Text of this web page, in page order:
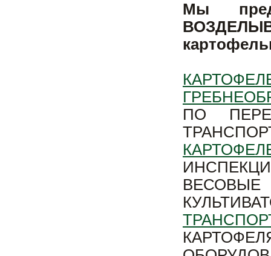
Мы
ПО
ВЕСОВЫЕ